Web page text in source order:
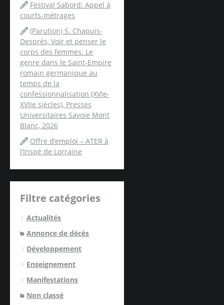
Festival Sabord: Appel à
courts-métrages
(Parution) S. Chapuis-
Després, Voir et penser le
corps des femmes. Le
genre dans le Saint-Empire
romain germanique au
temps de la
confessionnalisation (XVIe-
XVIIe siècles), Presses
Universitaires Savoie Mont
Blanc, 2026
Offre d’emploi – ATER à
l’Inspé de Lorraine
Filtre catégories
Actualités
Annonce de décès
Développement
Enseignement
Manifestations
Non classé